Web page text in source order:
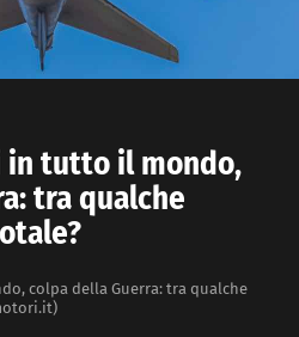
in tutto il mondo,
tra qualche
colpa della Guerra: tra qualche